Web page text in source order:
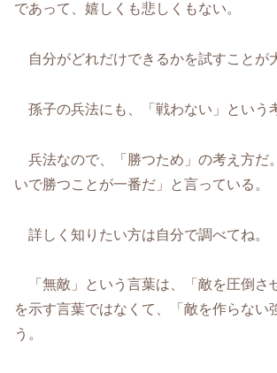
であって、嬉しくも悲しくもない。
自分がどれだけできるかを試すことが
孫子の兵法にも、「戦わない」という
兵法なので、「勝つため」の考え方だ
いで勝つことが一番だ」と言っている。
詳しく知りたい方は自分で調べてね。
「無敵」という言葉は、「敵を圧倒さ
を示す言葉ではなくて、「敵を作らない
う。